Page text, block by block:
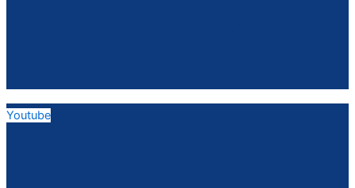
Youtube